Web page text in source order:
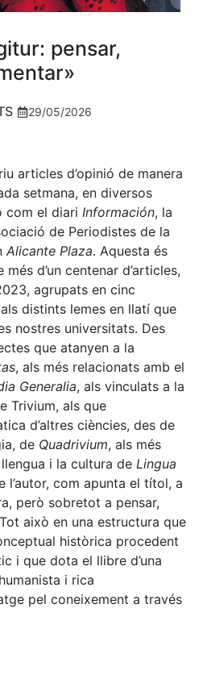
pensar,
29/05/2026
articles d’opinió de manera
setmana, en diversos
com el diari Información, la
de Periodistes de la
Alicante Plaza. Aquesta és
d’un centenar d’articles,
agrupats en cinc
distints lemes en llatí que
nostres universitats. Des
que atanyen a la
, als més relacionats amb el
Generalia, als vinculats a la
Trivium, als que
d’altres ciències, des de
de Quadrivium, als més
i la cultura de Lingua
l’autor, com apunta el títol, a
però sobretot a pensar,
això en una estructura que
històrica procedent
i que dota el llibre d’una
i rica
pel coneixement a través